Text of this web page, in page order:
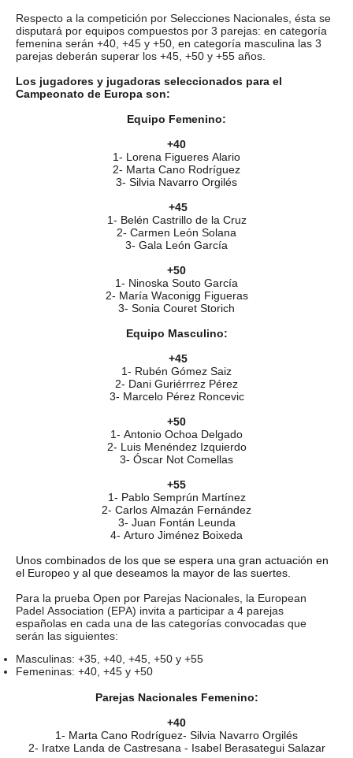
Respecto a la competición por Selecciones Nacionales, ésta se
disputará por equipos compuestos por 3 parejas: en categoría
femenina serán +40, +45 y +50, en categoría masculina las 3
parejas deberán superar los +45, +50 y +55 años.
Los jugadores y jugadoras seleccionados para el
Campeonato de Europa son:
Equipo Femenino:
+40
1- Lorena Figueres Alario
2- Marta Cano Rodríguez
3- Silvia Navarro Orgilés
+45
1- Belén Castrillo de la Cruz
2- Carmen León Solana
3- Gala León García
+50
1- Ninoska Souto García
2- María Waconigg Figueras
3- Sonia Couret Storich
Equipo Masculino:
+45
1- Rubén Gómez Saiz
2- Dani Guriérrrez Pérez
3- Marcelo Pérez Roncevic
+50
1- Antonio Ochoa Delgado
2- Luis Menéndez Izquierdo
3- Óscar Not Comellas
+55
1- Pablo Semprún Martínez
2- Carlos Almazán Fernández
3- Juan Fontán Leunda
4- Arturo Jiménez Boixeda
Unos combinados de los que se espera una gran actuación en
el Europeo y al que deseamos la mayor de las suertes.
Para la prueba Open por Parejas Nacionales, la European
Padel Association (EPA) invita a participar a 4 parejas
españolas en cada una de las categorías convocadas que
serán las siguientes:
Masculinas: +35, +40, +45, +50 y +55
Femeninas: +40, +45 y +50
Parejas Nacionales Femenino:
+40
1- Marta Cano Rodríguez- Silvia Navarro Orgilés
2- Iratxe Landa de Castresana - Isabel Berasategui Salazar